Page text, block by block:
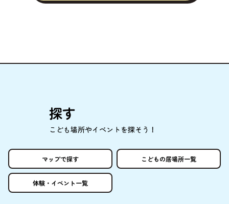
探す
こども場所やイベントを探そう！
マップで探す こどもの居場所一覧
体験 ・イベント一覧